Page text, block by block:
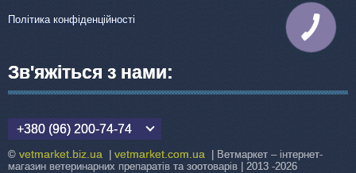
Політика конфіденційності
Зв'яжіться з нами:
+380 (96) 200-74-74
© vetmarket.biz.ua vetmarket.com.ua | Ветмаркет – інтернет-
магазин ветеринарних препаратів та зоотоварів | 2013 -2026
КНОПКА
ЗВ'ЯЗКУ